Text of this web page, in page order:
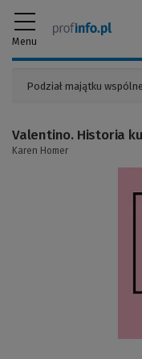
Menu
Valentino. Historia
Karen Homer